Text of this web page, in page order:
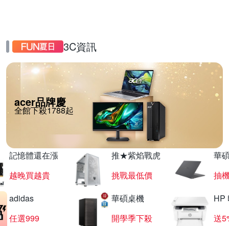
3C資訊
acer品牌慶
全館下殺1788起
記憶體還在漲
越晚買越貴
推★紫焰戰虎
挑戰最低價
華
抽
adidas
任選999
華碩桌機
開學季下殺
HP
送